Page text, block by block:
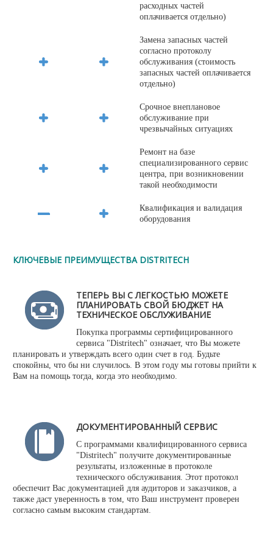
расходных частей
оплачивается отдельно)
Замена запасных частей
согласно протоколу
обслуживания (стоимость
запасных частей оплачивается
отдельно)
Срочное внеплановое
обслуживание при
чрезвычайных ситуациях
Ремонт на базе
специализированного сервис
центра, при возникновении
такой необходимости
Квалификация и валидация
оборудования
КЛЮЧЕВЫЕ ПРЕИМУЩЕСТВА DISTRITECH
ТЕПЕРЬ ВЫ С ЛЕГКОСТЬЮ МОЖЕТЕ
ПЛАНИРОВАТЬ СВОЙ БЮДЖЕТ НА
ТЕХНИЧЕСКОЕ ОБСЛУЖИВАНИЕ
Покупка программы сертифицированного
сервиса "Distritech" означает, что Вы можете
планировать и утверждать всего один счет в год. Будьте
спокойны, что бы ни случилось. В этом году мы готовы прийти к
Вам на помощь тогда, когда это необходимо.
ДОКУМЕНТИРОВАННЫЙ СЕРВИС
С программами квалифицированного сервиса
"Distritech" получите документированные
результаты, изложенные в протоколе
технического обслуживания. Этот протокол
обеспечит Вас документацией для аудиторов и заказчиков, а
также даст уверенность в том, что Ваш инструмент проверен
согласно самым высоким стандартам.